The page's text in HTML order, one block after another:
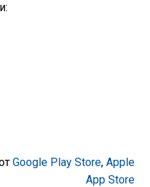
Google Play Store,Apple
App Store